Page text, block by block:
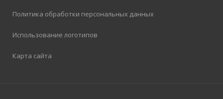
Политика обработки персональных данных
Использование логотипов
Карта сайта